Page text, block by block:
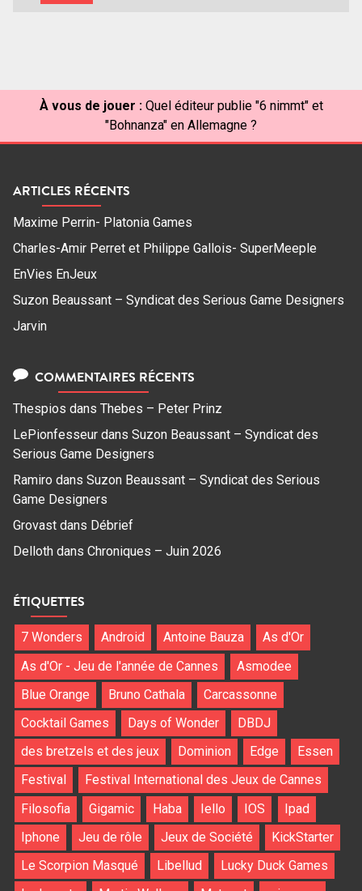
À vous de jouer : Quel éditeur publie "6 nimmt" et
"Bohnanza" en Allemagne ?
ARTICLES RÉCENTS
Maxime Perrin- Platonia Games
Charles-Amir Perret et Philippe Gallois- SuperMeeple
EnVies EnJeux
Suzon Beaussant – Syndicat des Serious Game Designers
Jarvin
COMMENTAIRES RÉCENTS
Thespios dans Thebes – Peter Prinz
LePionfesseur dans Suzon Beaussant – Syndicat des
Serious Game Designers
Ramiro dans Suzon Beaussant – Syndicat des Serious
Game Designers
Grovast dans Débrief
Delloth dans Chroniques – Juin 2026
ÉTIQUETTES
7 Wonders Android Antoine Bauza
As d'Or
As d'Or - Jeu de l'année de Cannes
Asmodee
Blue Orange
Bruno Cathala
Carcassonne
Cocktail Games
Days of Wonder
DBDJ
des bretzels et des jeux
Dominion Edge
Essen
Festival
Festival International des Jeux de Cannes
Filosofia
Gigamic Haba Iello IOS
Ipad
Iphone
Jeu de rôle Jeux de Société
KickStarter
Le Scorpion Masqué
Libellud
Lucky Duck Games